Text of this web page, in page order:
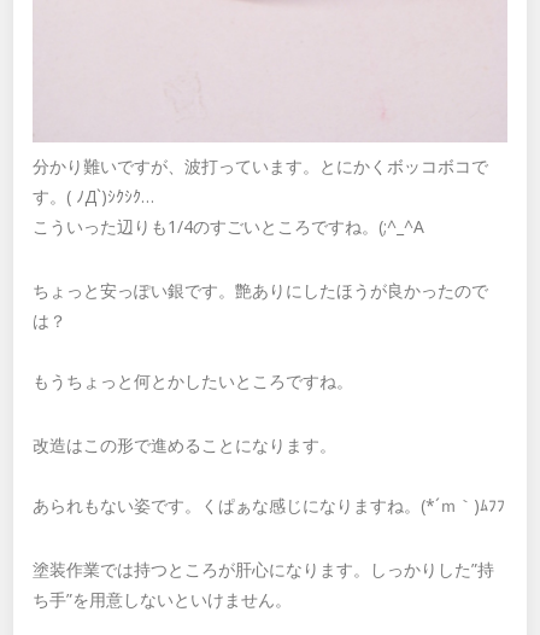
分かり難いですが、波打っています。とにかくボッコボコで
す。( ﾉД`)ｼｸｼｸ…
こういった辺りも1/4のすごいところですね。(;^_^A
ちょっと安っぽい銀です。艶ありにしたほうが良かったので
は？
もうちょっと何とかしたいところですね。
改造はこの形で進めることになります。
あられもない姿です。くぱぁな感じになりますね。(*´ｍ｀)ﾑﾌﾌ
塗装作業では持つところが肝心になります。しっかりした”持
ち手”を用意しないといけません。